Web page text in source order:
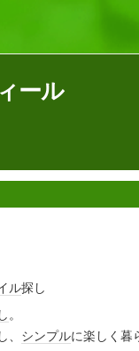
ール
ル探し
。
、 シンプルに楽しく暮